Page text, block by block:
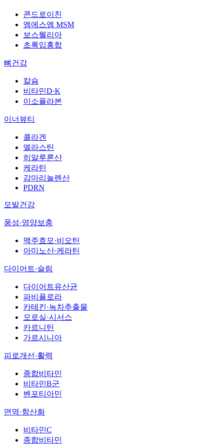
콘드로이친
엠에스엠 MSM
보스웰리아
초록입홍합
뼈건강
칼슘
비타민D·K
이소플라본
이너뷰티
콜라겐
엘라스틴
히알루론산
케라틴
감마리놀렌산
PDRN
모발건강
풍성·영양보충
맥주효모·비오틴
아미노산·케라틴
다이어트·슬림
다이어트유산균
파비플로라
카테킨·녹차추출물
모로실·시서스
카르니틴
가르시니아
피로개선·활력
종합비타민
비타민B군
벤포티아민
면역·항산화
비타민C
종합비타민